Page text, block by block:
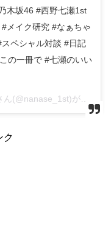
木坂46 #西野七瀬1st
メイク研究 #なぁちゃ
ペシャル対談 #日記
の一冊で #七瀬のいい
(@nanase_1st)がシェアした投稿 –
ク